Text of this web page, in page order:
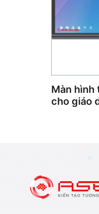
Màn
cho giáo